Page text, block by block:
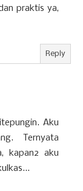
praktis ya,
Reply
Aku
Ternyata
kapan2 aku